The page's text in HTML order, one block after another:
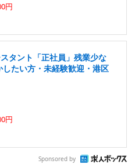
円
タント「正社員」残業少な
たい方・未経験歓迎・港区
円
Sponsored by